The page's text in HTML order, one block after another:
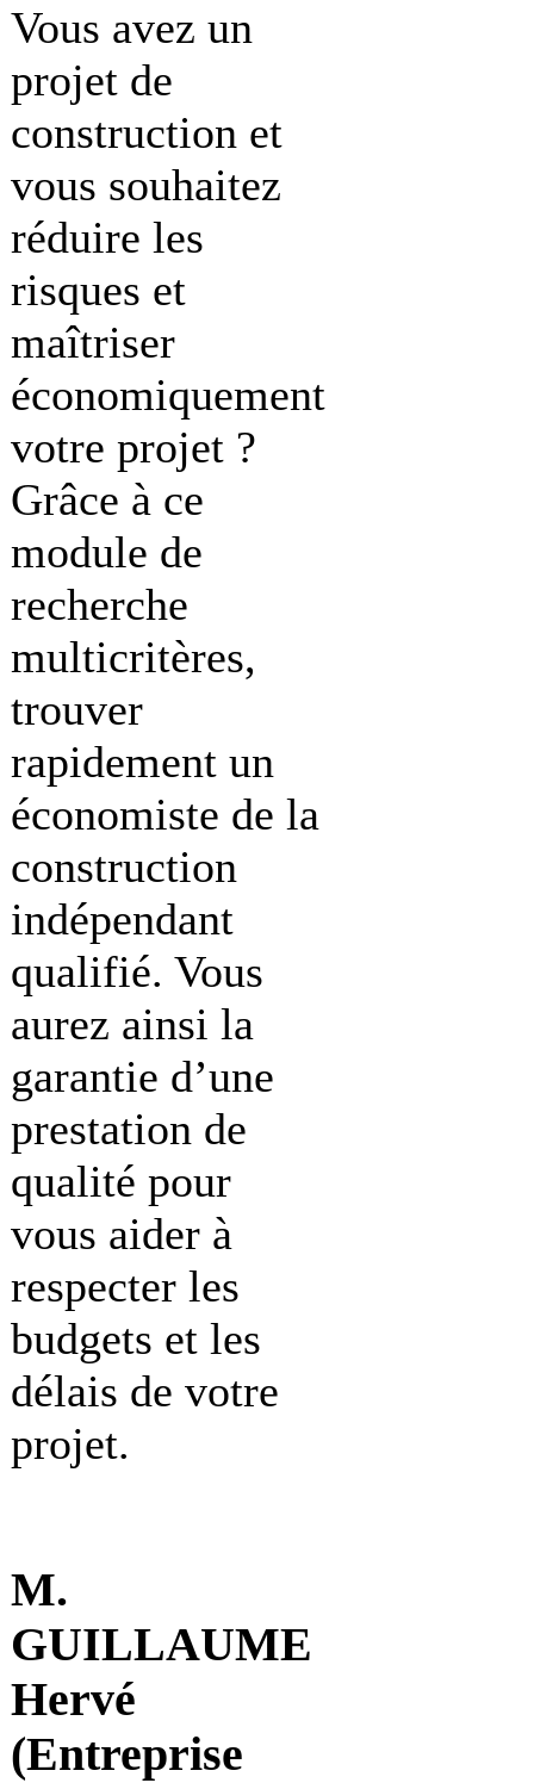
Vous avez un
projet de
construction et
vous souhaitez
réduire les
risques et
maîtriser
économiquement
votre projet ?
Grâce à ce
module de
recherche
multicritères,
trouver
rapidement un
économiste de la
construction
indépendant
qualifié. Vous
aurez ainsi la
garantie d’une
prestation de
qualité pour
vous aider à
respecter les
budgets et les
délais de votre
projet.
M.
GUILLAUME
Hervé
(Entreprise